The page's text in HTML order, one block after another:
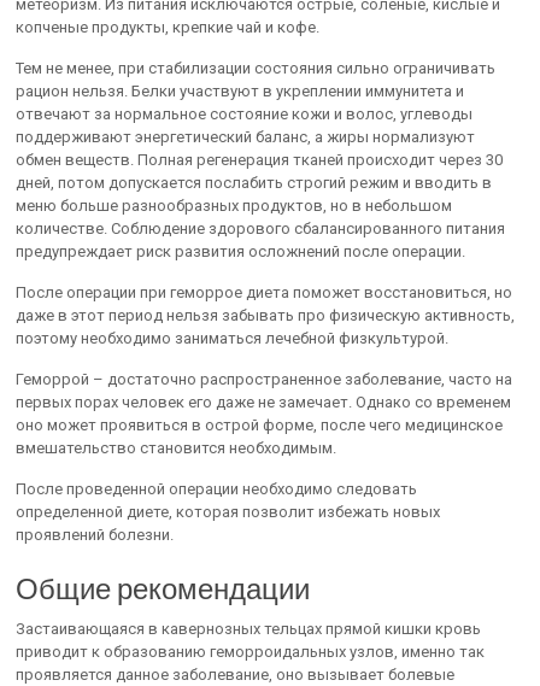
метеоризм. Из питания исключаются острые, соленые, кислые и
копченые продукты, крепкие чай и кофе.
Тем не менее, при стабилизации состояния сильно ограничивать
рацион нельзя. Белки участвуют в укреплении иммунитета и
отвечают за нормальное состояние кожи и волос, углеводы
поддерживают энергетический баланс, а жиры нормализуют
обмен веществ. Полная регенерация тканей происходит через 30
дней, потом допускается послабить строгий режим и вводить в
меню больше разнообразных продуктов, но в небольшом
количестве. Соблюдение здорового сбалансированного питания
предупреждает риск развития осложнений после операции.
После операции при геморрое диета поможет восстановиться, но
даже в этот период нельзя забывать про физическую активность,
поэтому необходимо заниматься лечебной физкультурой.
Геморрой – достаточно распространенное заболевание, часто на
первых порах человек его даже не замечает. Однако со временем
оно может проявиться в острой форме, после чего медицинское
вмешательство становится необходимым.
После проведенной операции необходимо следовать
определенной диете, которая позволит избежать новых
проявлений болезни.
Общие рекомендации
Застаивающаяся в кавернозных тельцах прямой кишки кровь
приводит к образованию геморроидальных узлов, именно так
проявляется данное заболевание, оно вызывает болевые